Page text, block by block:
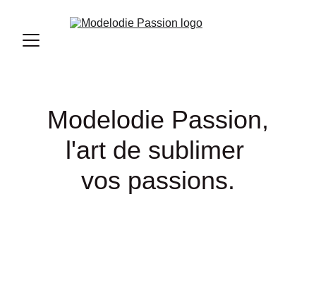
Modelodie Passion,
l'art de sublimer
vos passions.